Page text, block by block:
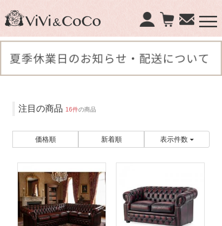
注目の商品 16件の商品
価格順 新着順 表示件数
×
商品検索：